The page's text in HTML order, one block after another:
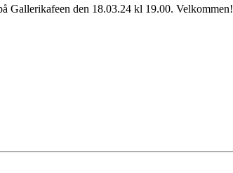
Gallerikafeen den 18.03.24 kl 19.00. Velkommen!